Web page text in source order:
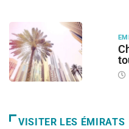
VISITER LES ÉMIRATS